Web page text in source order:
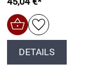
DETAILS